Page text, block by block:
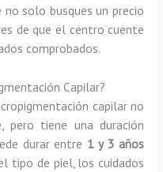
solo busques un precio
de que el centro cuente
comprobados.
Capilar?
capilar no
pero tiene una duración
durar entre 1 y 3 años
tipo de piel, los cuidados